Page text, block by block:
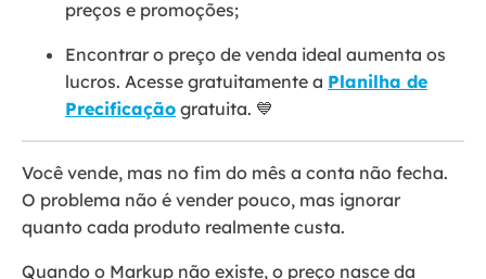
preços e promoções;
Encontrar o preço de venda ideal aumenta os
lucros. Acesse gratuitamente a Planilha de
Precificação gratuita. 💙
Você vende, mas no fim do mês a conta não fecha.
O problema não é vender pouco, mas ignorar
quanto cada produto realmente custa.
Quando o Markup não existe, o preço nasce da